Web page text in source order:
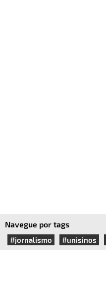
Navegue por tags
#jornalismo #unisinos